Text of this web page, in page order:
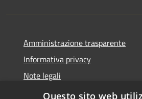
Amministrazione trasparente
Informativa privacy
Note legali
Dichiarazione di accessibilità
Questo sito web